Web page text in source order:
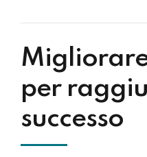
per
successo